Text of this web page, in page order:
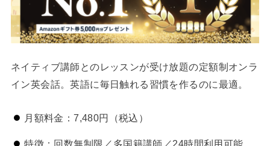
ネイティブ講師とのレッスンが受け放題の定額制オンラ
イン英会話。英語に毎日触れる習慣を作るのに最適。
月額料金：7,480円（税込）
特徴：回数無制限／多国籍講師／24時間利用可能